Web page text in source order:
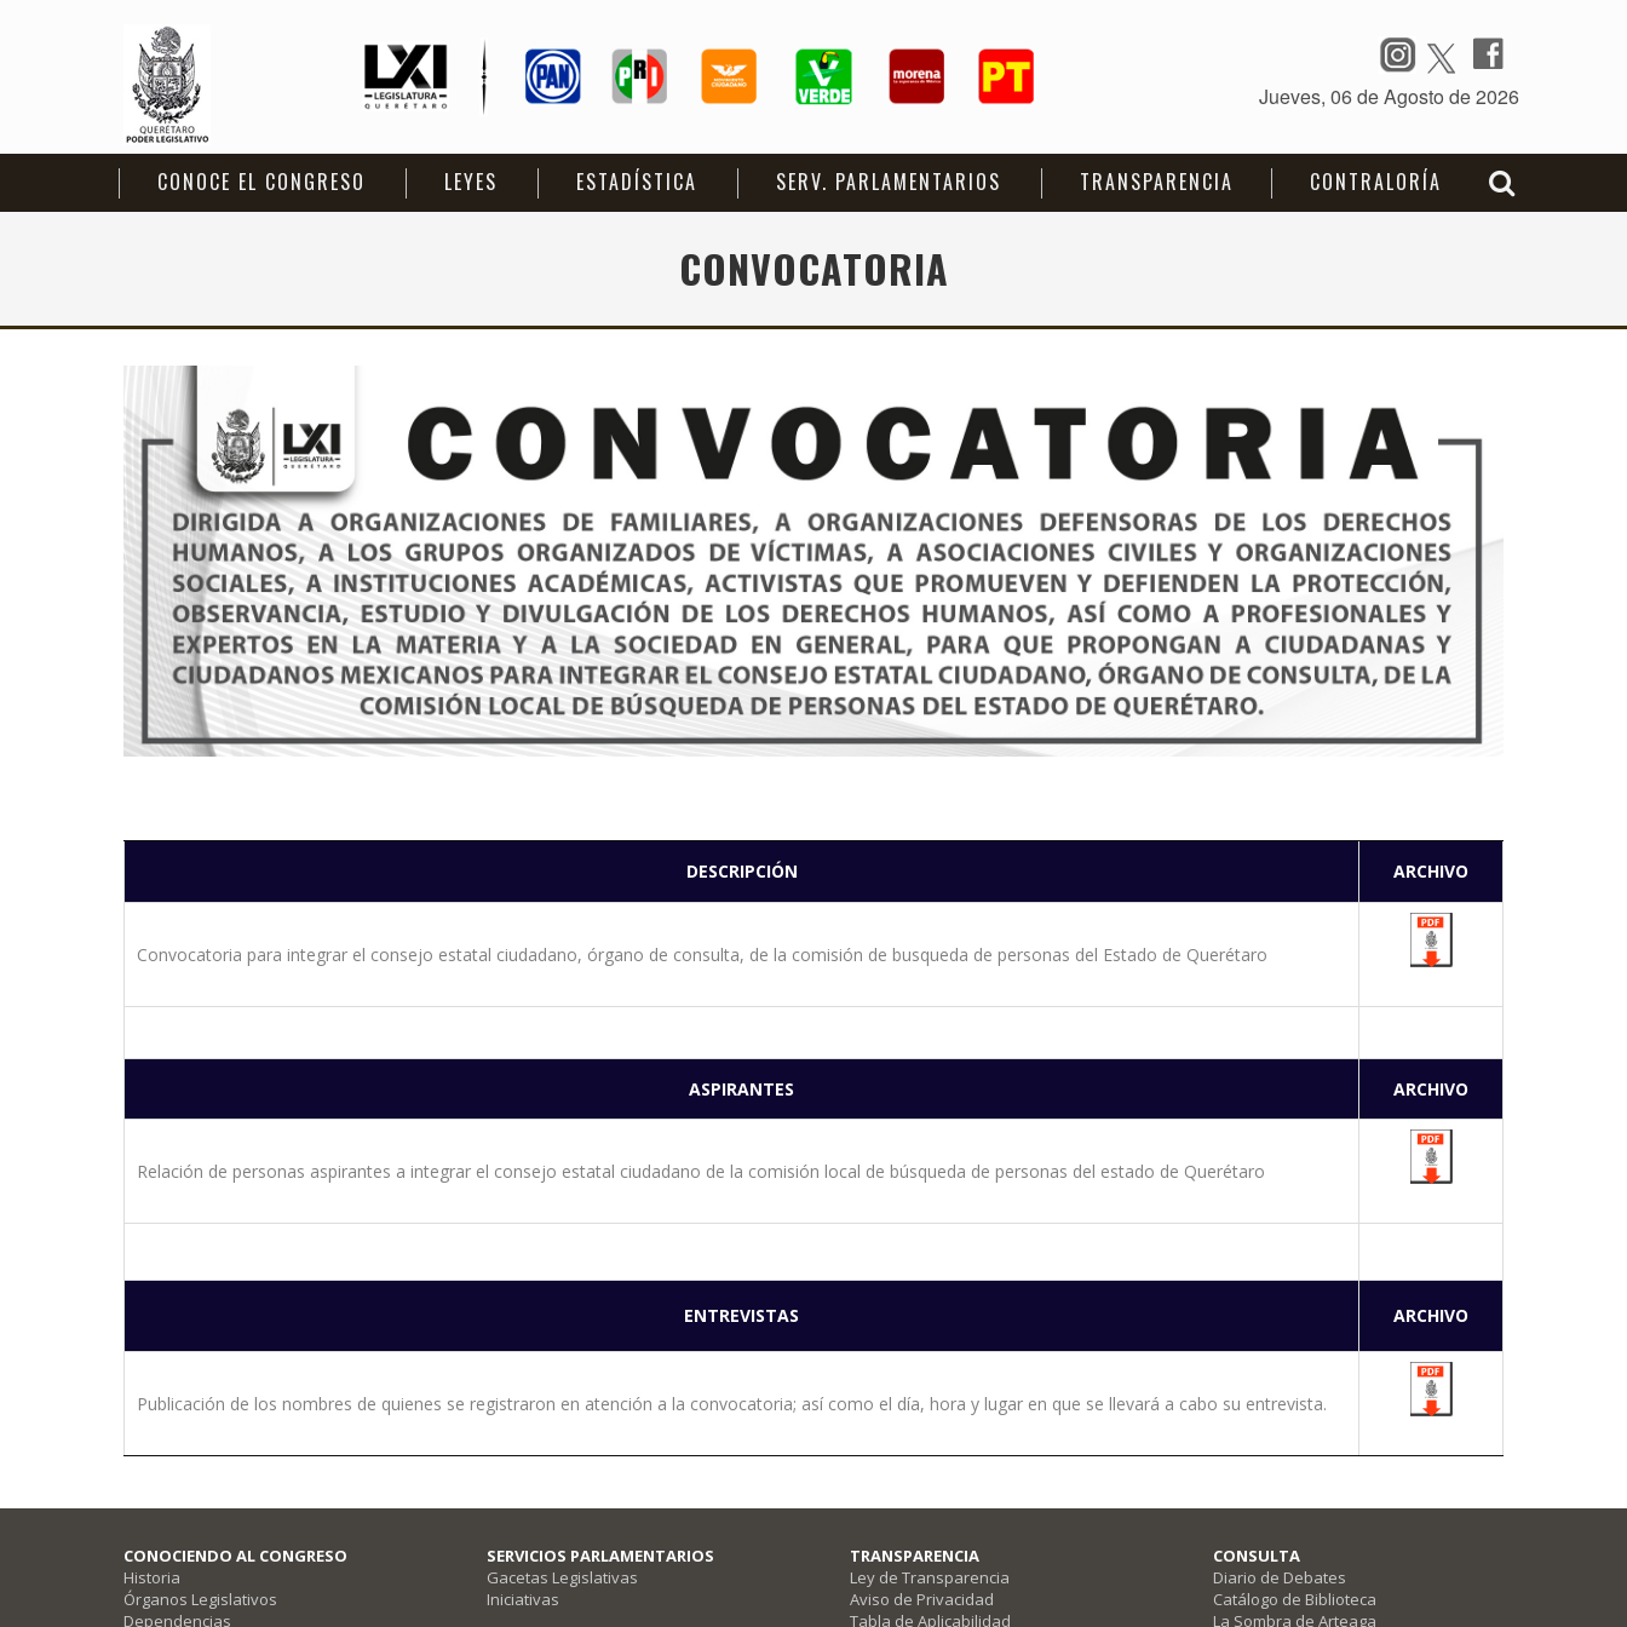
CONOCE EL CONGRESO LEYES ESTADÍSTICA SERV. PARLAMENTARIOS TRANSPARENCIA CONTRALORÍA
CONVOCATORIA
DESCRIPCIÓN ARCHIVO
Convocatoria para integrar el consejo estatal ciudadano, órgano de consulta, de la comisión de busqueda de personas del Estado de Querétaro
ASPIRANTES ARCHIVO
Relación de personas aspirantes a integrar el consejo estatal ciudadano de la comisión local de búsqueda de personas del estado de Querétaro
ENTREVISTAS ARCHIVO
Publicación de los nombres de quienes se registraron en atención a la convocatoria; así como el día, hora y lugar en que se llevará a cabo su entrevista.
CONOCIENDO AL CONGRESO
Historia
Órganos Legislativos
Dependencias
SERVICIOS PARLAMENTARIOS
Gacetas Legislativas
Iniciativas
TRANSPARENCIA
Ley de Transparencia
Aviso de Privacidad
Tabla de Aplicabilidad
CONSULTA
Diario de Debates
Catálogo de Biblioteca
La Sombra de Arteaga